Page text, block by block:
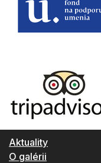
Aktuality
O galérii